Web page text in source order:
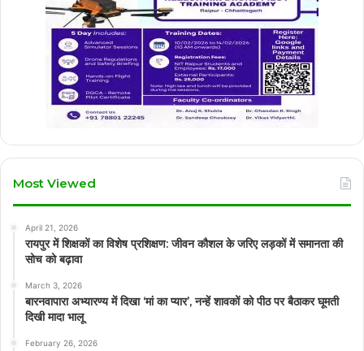
Most Viewed
April 21, 2026
रायपुर में शिक्षकों का विशेष प्रशिक्षण: जीवन कौशल के जरिए लड़कों में समानता की
सोच को बढ़ावा
March 3, 2026
बारनवापारा अभ्यारण्य में दिखा ‘मां का प्यार’, नन्हें शावकों को पीठ पर बैठाकर घूमती
दिखी मादा भालू
February 26, 2026